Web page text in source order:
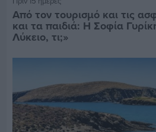
Από τον τουρισμό και τις
και τα παιδιά: Η Σοφία
Λύκειο, τι;»